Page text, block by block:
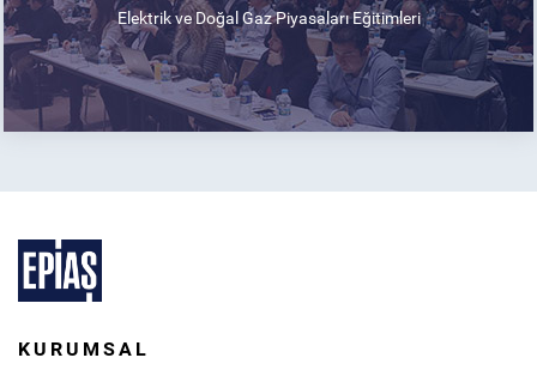
Elektrik ve Doğal Gaz Piyasaları Eğitimleri
KURUMSAL